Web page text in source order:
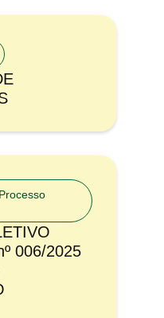
Processo
006/2025